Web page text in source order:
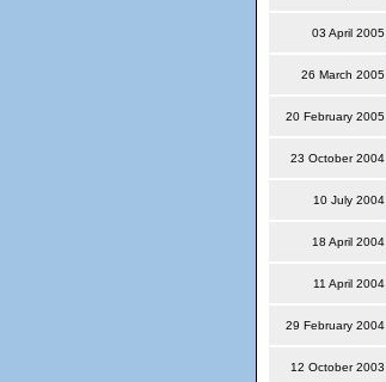
03 April 2005
26 March 2005
20 February 2005
23 October 2004
10 July 2004
18 April 2004
11 April 2004
29 February 2004
12 October 2003